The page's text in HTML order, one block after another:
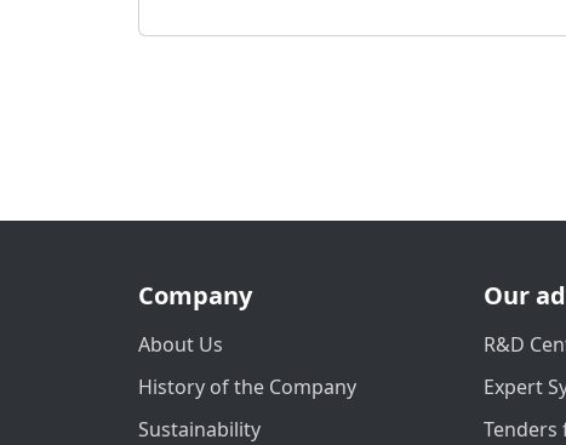
Company
About Us
History of the Company
Sustainability
Our
R&D
Expert
Tenders